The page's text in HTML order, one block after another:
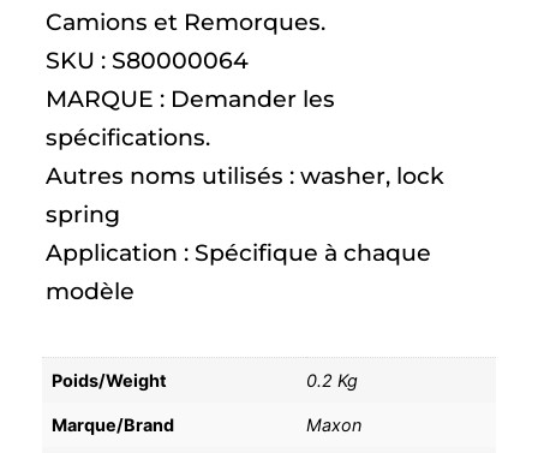
Camions et Remorques.
SKU : S80000064
MARQUE : Demander les
spécifications.
Autres noms utilisés : washer, lock
spring
Application : Spécifique à chaque
modèle
Poids/Weight 0.2 Kg
Marque/Brand Maxon